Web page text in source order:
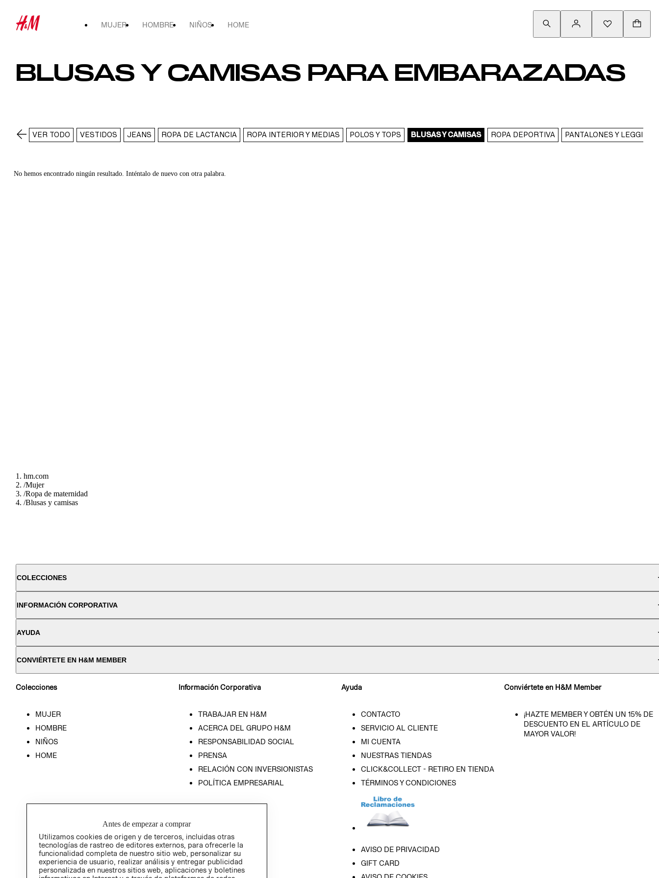
MUJER HOMBRE NIÑOS HOME
BLUSAS Y CAMISAS PARA EMBARAZADAS
VER TODO VESTIDOS JEANS ROPA DE LACTANCIA ROPA INTERIOR Y MEDIAS POLOS Y TOPS BLUSAS Y CAMISAS ROPA DEPORTIVA PANTALONES Y LEGGINGS
No hemos encontrado ningún resultado. Inténtalo de nuevo con otra palabra.
hm.com
/Mujer
/Ropa de maternidad
/Blusas y camisas
COLECCIONES
INFORMACIÓN CORPORATIVA
AYUDA
CONVIÉRTETE EN H&M MEMBER
Colecciones
MUJER
HOMBRE
NIÑOS
HOME
Información Corporativa
TRABAJAR EN H&M
ACERCA DEL GRUPO H&M
RESPONSABILIDAD SOCIAL
PRENSA
RELACIÓN CON INVERSIONISTAS
POLÍTICA EMPRESARIAL
Ayuda
CONTACTO
SERVICIO AL CLIENTE
MI CUENTA
NUESTRAS TIENDAS
CLICK&COLLECT - RETIRO EN TIENDA
TÉRMINOS Y CONDICIONES
AVISO DE PRIVACIDAD
GIFT CARD
Conviértete en H&M Member
¡HAZTE MEMBER Y OBTÉN UN 15% DE
DESCUENTO EN EL ARTÍCULO DE
MAYOR VALOR!
Antes de empezar a comprar
Utilizamos cookies de origen y de terceros, incluidas otras
tecnologías de rastreo de editores externos, para ofrecerle la
funcionalidad completa de nuestro sitio web, personalizar su
experiencia de usuario, realizar análisis y entregar publicidad
personalizada en nuestros sitios web, aplicaciones y boletines